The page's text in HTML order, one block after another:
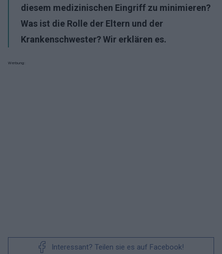
diesem medizinischen Eingriff zu minimieren?
Was ist die Rolle der Eltern und der
Krankenschwester? Wir erklären es.
Werbung:
Interessant? Teilen sie es auf Facebook!